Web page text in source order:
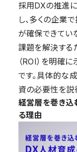
採用DXの推進
し、多くの企業
が確保できてい
課題を解決する
（ROI）を明確
です。具体的な
資の必要性を説
経営層を巻き込
る理由